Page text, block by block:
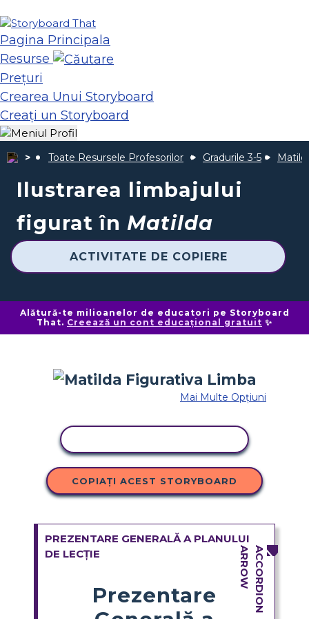
Pagina Principala
Resurse
Prețuri
Crearea Unui Storyboard
Creați un Storyboard
Toate Resursele Profesorilor Gradurile 3-5
Ilustrarea limbajului
figurat în Matilda
ACTIVITATE DE COPIERE
Alătură-te milioanelor de educatori pe Storyboard
That. Creează un cont educațional gratuit ✨
Mai Multe Opțiuni
COPIAȚI ACEST STORYBOARD
PREZENTARE GENERALĂ A PLANULUI
DE LECȚIE
Prezentare